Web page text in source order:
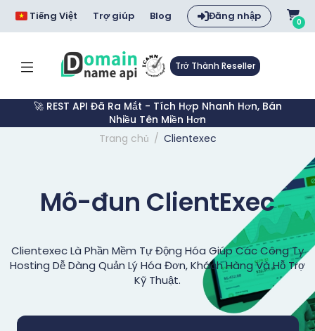
Tiếng Việt Trợ giúp Blog Đăng nhập 0
Trở Thành Reseller
🚀 REST API Đã Ra Mắt - Tích Hợp Nhanh Hơn, Bán
Nhiều Tên Miền Hơn
Trang chủ
Clientexec
Mô-đun ClientExec
Clientexec Là Phần Mềm Tự Động Hóa Giúp Các Công Ty
Hosting Dễ Dàng Quản Lý Hóa Đơn, Khách Hàng Và Hỗ Trợ
Kỹ Thuật.